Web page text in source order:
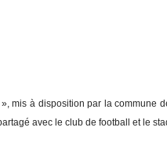
à disposition par la commune
avec le club de football et le